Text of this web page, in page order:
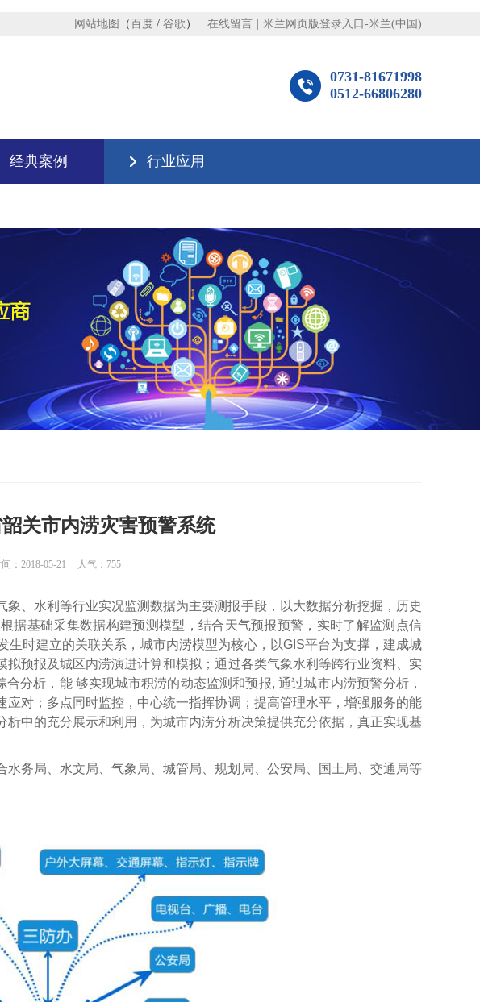
网站地图 （ 百度 / 谷歌 ） 在线留言 米兰网页版登录入口-米兰(中国)
0731-81671998
0512-66806280
经典案例 行业应用
关市内涝灾害预警系统
：2018-05-21 人气： 755
、水利等行业实况监测数据为主要测报手段，以大数据分析挖掘，历史
据基础采集数据构建预测模型，结合天气预报预警，实时了解监测点信
生时建立的关联关系，城市内涝模型为核心，以GIS平台为支撑，建成城
预报及城区内涝演进计算和模拟；通过各类气象水利等跨行业资料、实
分析，能 够实现城市积涝的动态监测和预报, 通过城市内涝预警分析，
对；多点同时监控，中心统一指挥协调；提高管理水平，增强服务的能
中的充分展示和利用，为城市内涝分析决策提供充分依据，真正实现基
务局、水文局、气象局、城管局、规划局、公安局、国土局、交通局等